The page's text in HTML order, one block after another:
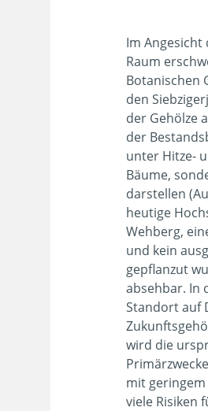
Im
Raum
Botanischen
den
der Gehölze
der
unter Hitze-
Bäume,
darstellen
heutige
Wehberg,
und kein
gepflanzut
absehbar. In
Standort auf
wird die
mit
viele Risiken
Zurücksetzen
Blütenfarbe
Herbstfärbung